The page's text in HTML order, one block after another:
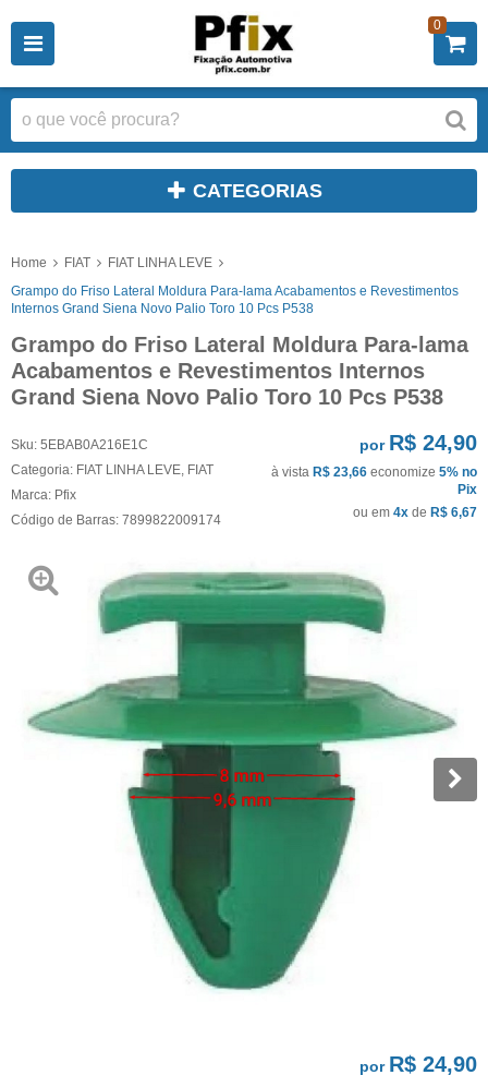
0
CATEGORIAS
Home FIAT
FIAT LINHA LEVE
Grampo do Friso Lateral Moldura Para-lama Acabamentos e Revestimentos
Internos Grand Siena Novo Palio Toro 10 Pcs P538
Grampo do Friso Lateral Moldura Para-lama
Acabamentos e Revestimentos Internos
Grand Siena Novo Palio Toro 10 Pcs P538
Sku: 5EBAB0A216E1C
Categoria: FIAT LINHA LEVE FIAT
Marca: Pfix
Código de Barras: 7899822009174
por R$ 24,90
à vista R$ 23,66 economize 5% no
Pix
ou em 4x de R$ 6,67
por R$ 24,90